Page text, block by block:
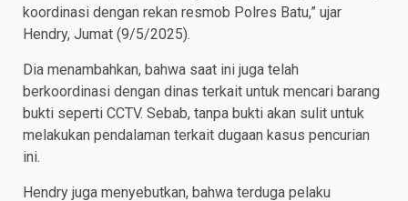
koordinasi dengan rekan resmob Polres Batu,” ujar
Hendry, Jumat (9/5/2025).
Dia menambahkan, bahwa saat ini juga telah
berkoordinasi dengan dinas terkait untuk mencari barang
bukti seperti CCTV. Sebab, tanpa bukti akan sulit untuk
melakukan pendalaman terkait dugaan kasus pencurian
ini.
Hendry juga menyebutkan, bahwa terduga pelaku